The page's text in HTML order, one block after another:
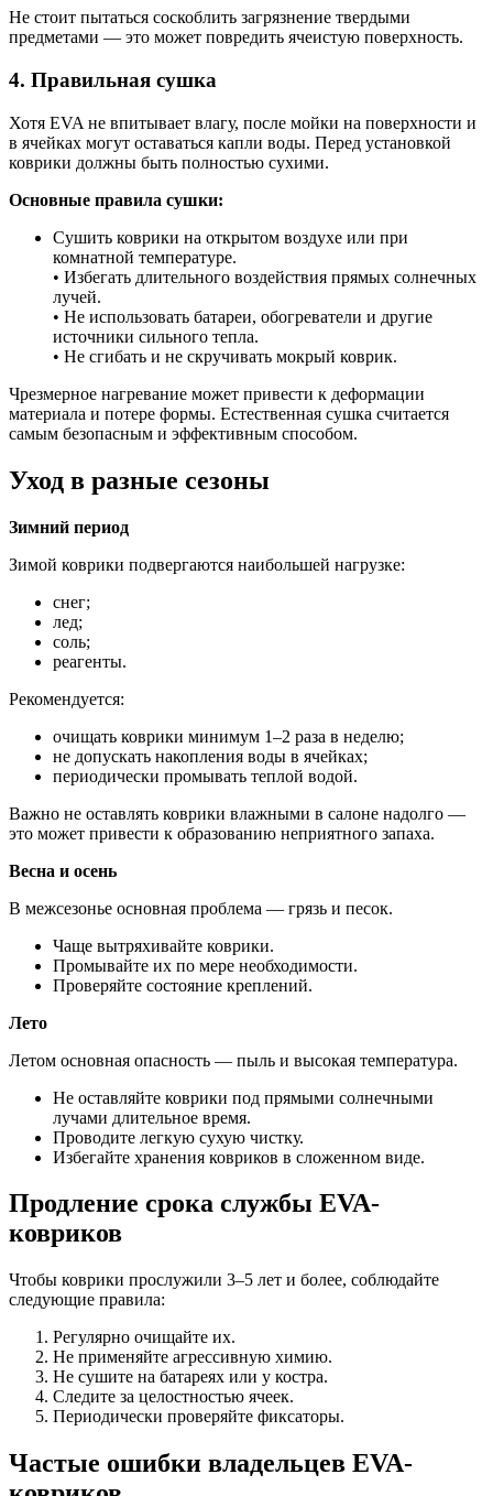
Не стоит пытаться соскоблить загрязнение твердыми
предметами — это может повредить ячеистую поверхность.
4. Правильная сушка
Хотя EVA не впитывает влагу, после мойки на поверхности и
в ячейках могут оставаться капли воды. Перед установкой
коврики должны быть полностью сухими.
Основные правила сушки:
Сушить коврики на открытом воздухе или при
комнатной температуре.
• Избегать длительного воздействия прямых солнечных
лучей.
• Не использовать батареи, обогреватели и другие
источники сильного тепла.
• Не сгибать и не скручивать мокрый коврик.
Чрезмерное нагревание может привести к деформации
материала и потере формы. Естественная сушка считается
самым безопасным и эффективным способом.
Уход в разные сезоны
Зимний период
Зимой коврики подвергаются наибольшей нагрузке:
снег;
лед;
соль;
реагенты.
Рекомендуется:
очищать коврики минимум 1–2 раза в неделю;
не допускать накопления воды в ячейках;
периодически промывать теплой водой.
Важно не оставлять коврики влажными в салоне надолго —
это может привести к образованию неприятного запаха.
Весна и осень
В межсезонье основная проблема — грязь и песок.
Чаще вытряхивайте коврики.
Промывайте их по мере необходимости.
Проверяйте состояние креплений.
Лето
Летом основная опасность — пыль и высокая температура.
Не оставляйте коврики под прямыми солнечными
лучами длительное время.
Проводите легкую сухую чистку.
Избегайте хранения ковриков в сложенном виде.
Продление срока службы EVA-
ковриков
Чтобы коврики прослужили 3–5 лет и более, соблюдайте
следующие правила:
Регулярно очищайте их.
Не применяйте агрессивную химию.
Не сушите на батареях или у костра.
Следите за целостностью ячеек.
Периодически проверяйте фиксаторы.
Частые ошибки владельцев EVA-